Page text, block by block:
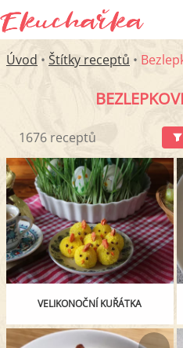
Úvod • Štítky receptů •
1676 receptů
VELIKONOČNÍ KUŘÁTKA